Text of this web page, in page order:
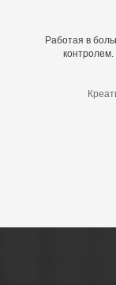
Работая в
контролем.